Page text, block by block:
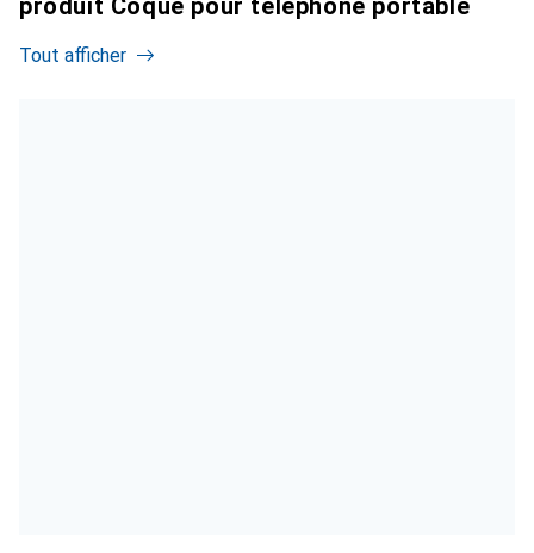
produit Coque pour téléphone portable
Tout afficher